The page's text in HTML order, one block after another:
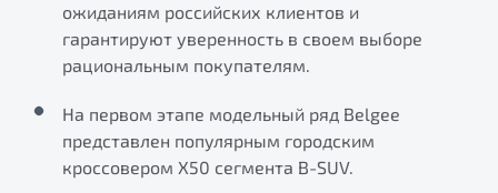
Элегантный и практичный седан
Узнайте о специальных выгодах при покупке
Обслуживание автокондиционеров
ПОДДЕРЖКА
Гарантия Belgee
Belgee Линк
ожиданиям российских клиентов и
гарантируют уверенность в своем выборе
рациональным покупателям.
На первом этапе модельный ряд Belgee
представлен популярным городским
кроссовером Х50 сегмента B-SUV.